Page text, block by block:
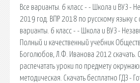
Все варианты. 6 класс - - Школа и ВУЗ -
2019 год. ВПР 2018 по русскому языку с
варианты. 6 класс - - Школа и ВУЗ -
Полный и качественный учебник
Боголюбов, Л.Ф. Иванова 2012 скачать.
распечатать уроки по предмету
методическая. Скачать бесплатно ГДЗ -